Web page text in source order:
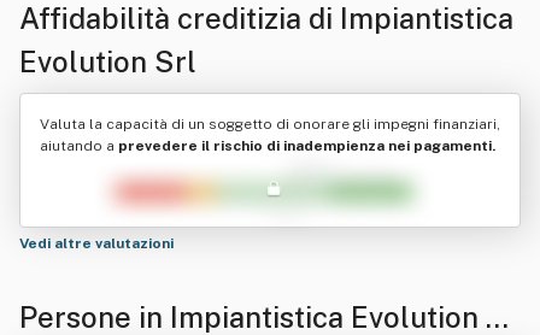
Affidabilità creditizia di Impiantistica
Evolution Srl
Valuta la capacità di un soggetto di onorare gli impegni finanziari,
aiutando a prevedere il rischio di inadempienza nei pagamenti.
Vedi altre valutazioni
Persone in Impiantistica Evolution Sr